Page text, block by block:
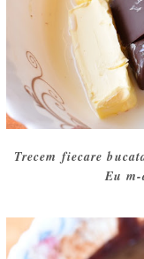
Trecem fiecare
Eu